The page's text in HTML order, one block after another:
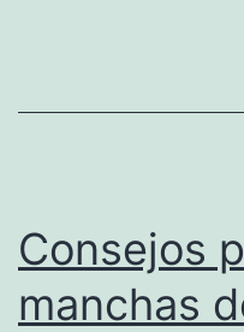
Consejos
manchas